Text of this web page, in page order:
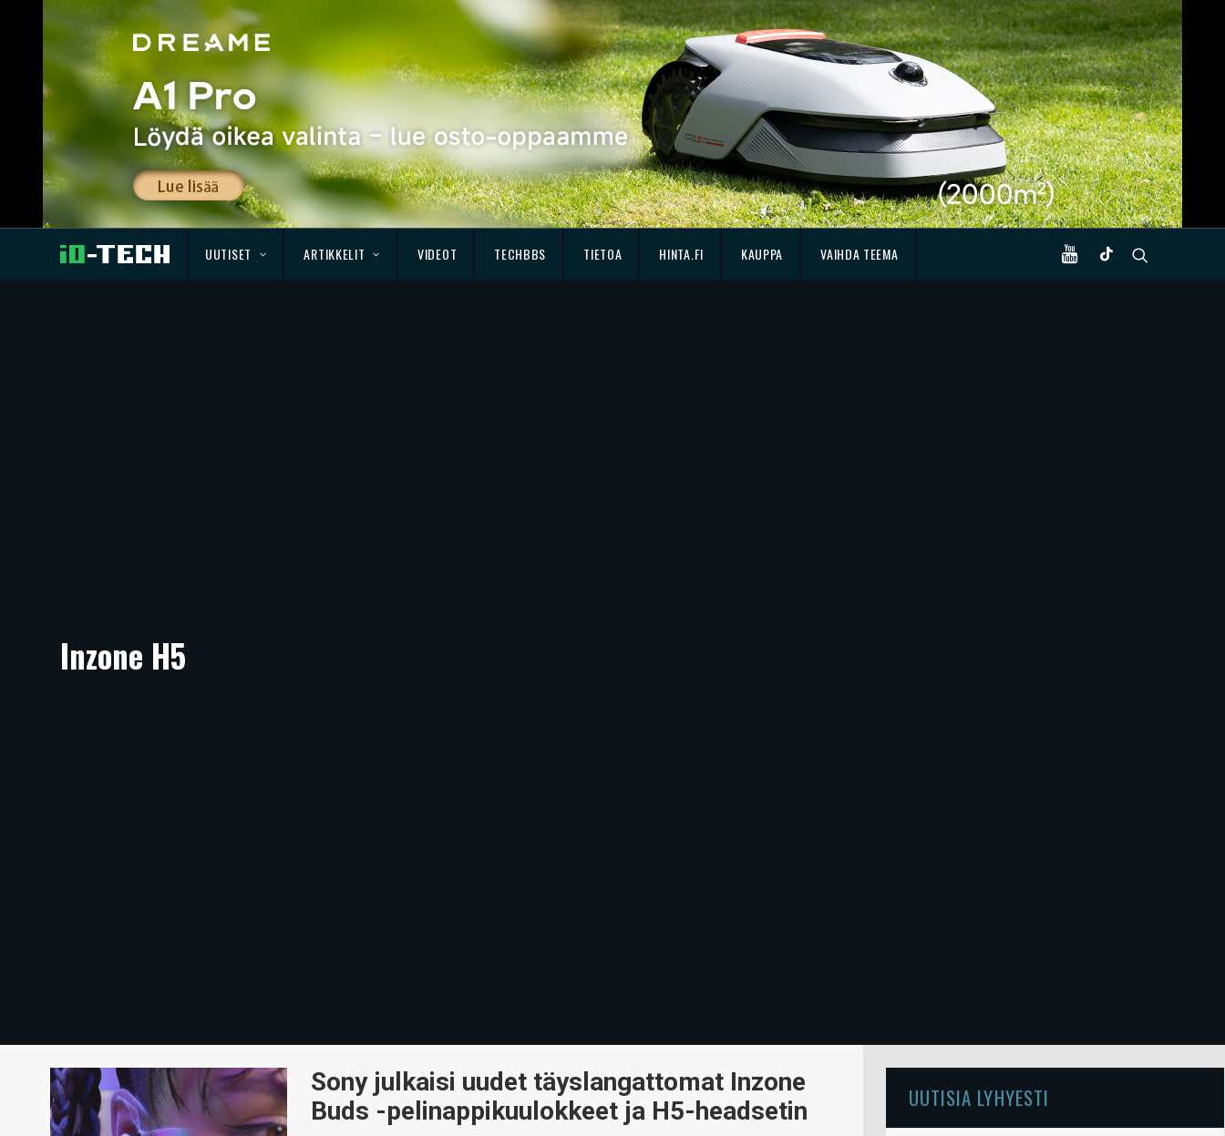
UUTISET ARTIKKELIT VIDEOT TECHBBS TIETOA HINTA.FI KAUPPA VAIHDA TEEMA
Inzone H5
Sony julkaisi uudet täyslangattomat Inzone
Buds -pelinappikuulokkeet ja H5-headsetin
UUTISIA LYHYESTI